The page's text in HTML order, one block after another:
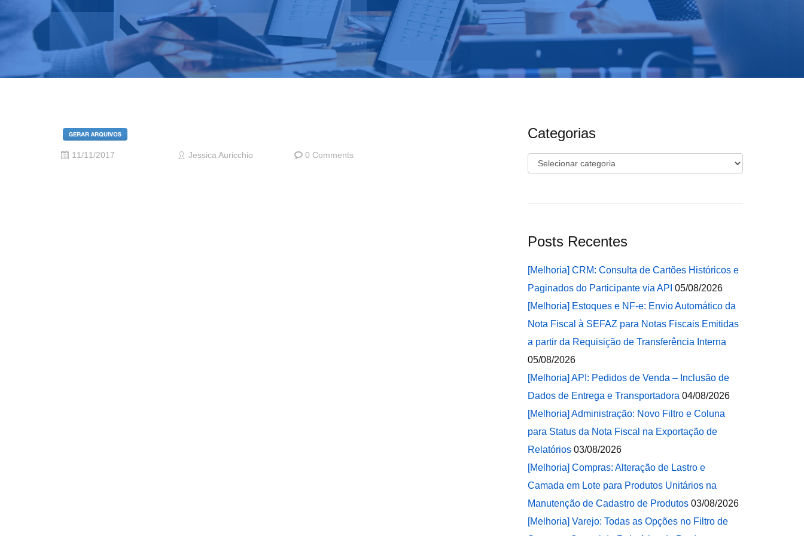
11/11/2017 Jessica Auricchio 0 Comments
Categorias
Categorias
Posts Recentes
[Melhoria] CRM: Consulta de Cartões Históricos e
Paginados do Participante via API 05/08/2026
[Melhoria] Estoques e NF-e: Envio Automático da
Nota Fiscal à SEFAZ para Notas Fiscais Emitidas
a partir da Requisição de Transferência Interna
05/08/2026
[Melhoria] API: Pedidos de Venda – Inclusão de
Dados de Entrega e Transportadora 04/08/2026
[Melhoria] Administração: Novo Filtro e Coluna
para Status da Nota Fiscal na Exportação de
Relatórios 03/08/2026
[Melhoria] Compras: Alteração de Lastro e
Camada em Lote para Produtos Unitários na
Manutenção de Cadastro de Produtos 03/08/2026
[Melhoria] Varejo: Todas as Opções no Filtro de